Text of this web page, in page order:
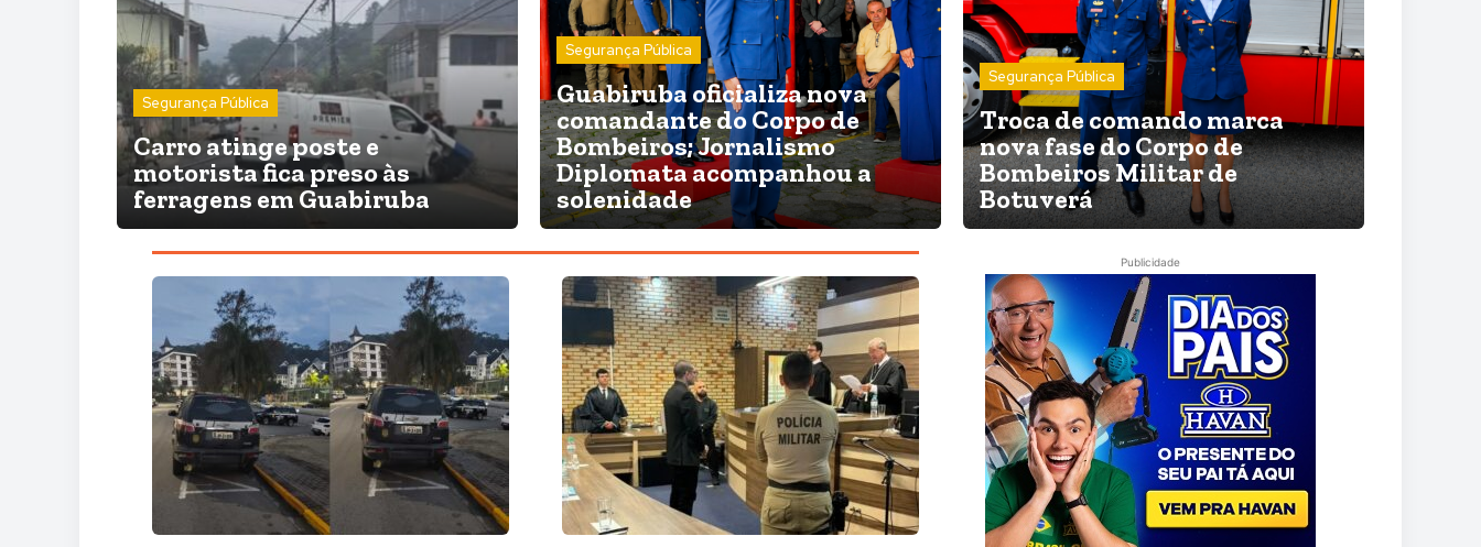
Segurança Pública
Carro atinge poste e
motorista fica preso às
ferragens em Guabiruba
Segurança Pública
Guabiruba oficializa nova
comandante do Corpo de
Bombeiros; Jornalismo
Diplomata acompanhou a
solenidade
Segurança Pública
Troca de comando marca
nova fase do Corpo de
Bombeiros Militar de
Botuverá
Publicidade